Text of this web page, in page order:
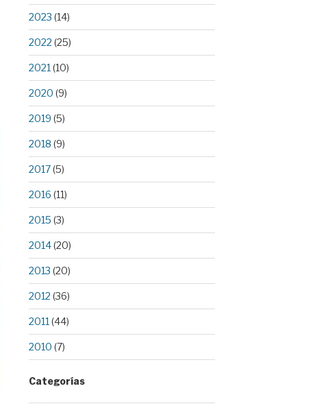
2023 (14)
2022 (25)
2021 (10)
2020 (9)
2019 (5)
2018 (9)
2017(5)
2016 (11)
2015 (3)
2014(20)
2013 (20)
2012 (36)
2011 (44)
2010 (7)
Categorías